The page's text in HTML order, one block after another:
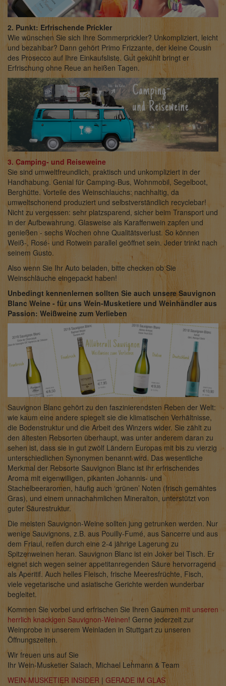
2. Punkt: Erfrischende Prickler
Wie wünschen Sie sich Ihre Sommerprickler? Unkompliziert, leicht
und bezahlbar? Dann gehört Primo Frizzante, der kleine Cousin
des Prosecco auf Ihre Einkaufsliste. Gut gekühlt bringt er
Erfrischung ohne Reue an heißen Tagen.
3. Camping- und Reiseweine
Sie sind umweltfreundlich, praktisch und unkompliziert in der
Handhabung. Genial für Camping-Bus, Wohnmobil, Segelboot,
Berghütte. Vorteile des Weinschlauchs: nachhaltig, da
umweltschonend produziert und selbstverständlich recyclebar!
Nicht zu vergessen: sehr platzsparend, sicher beim Transport und
in der Aufbewahrung. Glasweise als Karaffenwein zapfen und
genießen - sechs Wochen ohne Qualitätsverlust. So können
Weiß-, Rosé- und Rotwein parallel geöffnet sein. Jeder trinkt nach
seinem Gusto.
Also wenn Sie Ihr Auto beladen, bitte checken ob Sie
Weinschläuche eingepackt haben!
Unbedingt kennenlernen sollten Sie auch unsere Sauvignon
Blanc Weine - für uns Wein-Musketiere und Weinhändler aus
Passion: Weißweine zum Verlieben
Sauvignon Blanc gehört zu den faszinierendsten Reben der Welt:
wie kaum eine andere spiegelt sie die klimatischen Verhältnisse,
die Bodenstruktur und die Arbeit des Winzers wider. Sie zählt zu
den ältesten Rebsorten überhaupt, was unter anderem daran zu
sehen ist, dass sie in gut zwölf Ländern Europas mit bis zu vierzig
unterschiedlichen Synonymen benannt wird. Das wesentliche
Merkmal der Rebsorte Sauvignon Blanc ist ihr erfrischendes
Aroma mit eigenwilligen, pikanten Johannis- und
Stachelbeeraromen, häufig auch ‘grünen’ Noten (frisch gemähtes
Gras), und einem unnachahmlichen Mineralton, unterstützt von
guter Säurestruktur.
Die meisten Sauvignon-Weine sollten jung getrunken werden. Nur
wenige Sauvignons, z.B. aus Pouilly-Fumé, aus Sancerre und aus
dem Friaul, reifen durch eine 2-4 jährige Lagerung zu
Spitzenweinen heran. Sauvignon Blanc ist ein Joker bei Tisch. Er
eignet sich wegen seiner appetitanregenden Säure hervorragend
als Aperitif. Auch helles Fleisch, frische Meeresfrüchte, Fisch,
viele vegetarische und asiatische Gerichte werden wunderbar
begleitet.
Kommen Sie vorbei und erfrischen Sie Ihren Gaumen mit unseren
herrlich knackigen Sauvignon-Weinen! Gerne jederzeit zur
Weinprobe in unserem Weinladen in Stuttgart zu unseren
Öffnungszeiten.
Wir freuen uns auf Sie
Ihr Wein-Musketier Salach, Michael Lehmann & Team
WEIN-MUSKETIER INSIDER | GERADE IM GLAS